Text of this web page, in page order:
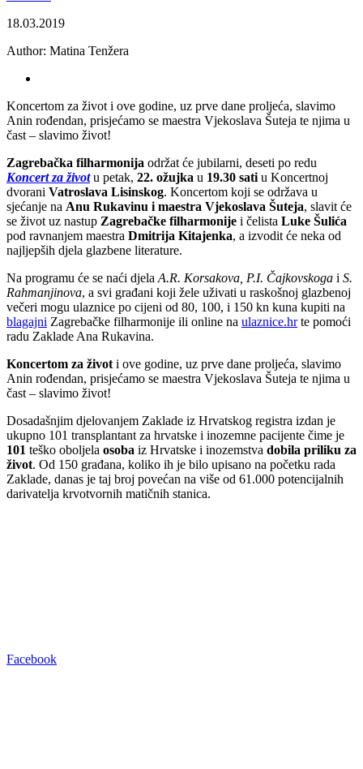
18.03.2019
Author: Matina Tenžera
Koncertom za život i ove godine, uz prve dane proljeća, slavimo
Anin rođendan, prisjećamo se maestra Vjekoslava Šuteja te njima u
čast – slavimo život!
Zagrebačka filharmonija održat će jubilarni, deseti po redu
Koncert za životu petak, 22. ožujka u 19.30 sati u Koncertnoj
dvorani Vatroslava Lisinskog. Koncertom koji se održava u
sjećanje na Anu Rukavinu i maestra Vjekoslava Šuteja, slavit će
se život uz nastup Zagrebačke filharmonije i čelista Luke Šulića
pod ravnanjem maestra Dmitrija Kitajenka, a izvodit će neka od
najljepših djela glazbene literature.
Na programu će se naći djela A.R. Korsakova, P.I. Čajkovskoga i S.
Rahmanjinova, a svi građani koji žele uživati u raskošnoj glazbenoj
večeri mogu ulaznice po cijeni od 80, 100, i 150 kn kuna kupiti na
blagajni Zagrebačke filharmonije ili online na ulaznice.hrte pomoći
radu Zaklade Ana Rukavina.
Koncertom za život i ove godine, uz prve dane proljeća, slavimo
Anin rođendan, prisjećamo se maestra Vjekoslava Šuteja te njima u
čast – slavimo život!
Dosadašnjim djelovanjem Zaklade iz Hrvatskog registra izdan je
ukupno 101 transplantant za hrvatske i inozemne pacijente čime je
101 teško oboljela osoba iz Hrvatske i inozemstva dobila priliku za
život. Od 150 građana, koliko ih je bilo upisano na početku rada
Zaklade, danas je taj broj povećan na više od 61.000 potencijalnih
darivatelja krvotvornih matičnih stanica.
Facebook